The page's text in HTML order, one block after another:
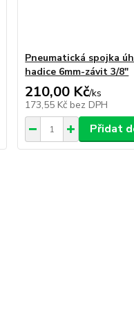
Pneumatická spojka
hadice 6mm-závit 3/8"
210,00 Kč/ks
173,55 Kč bez DPH
Přidat